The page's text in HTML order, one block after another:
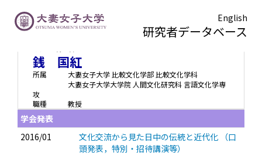
English
研究者データベース
銭 国紅
所属
大妻女子大学 比較文化学部 比較文化学科
大妻女子大学大学院 人間文化研究科 言語文化学専
攻
職種
教授
学会発表
2016/01
文化交流から見た日中の伝統と近代化
（口
頭発表，特別・招待講演等）